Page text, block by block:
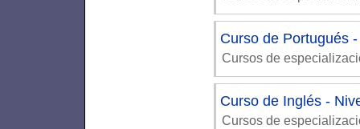
Curso de Portugués
Cursos de
Curso de Inglés -
Cursos de